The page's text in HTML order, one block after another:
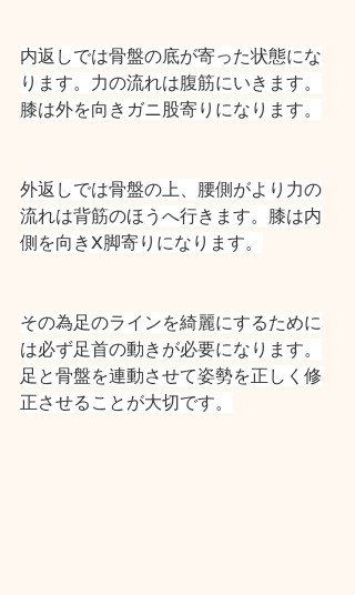
内返しでは骨盤の底が寄った状態にな
ります。力の流れは腹筋にいきます。
膝は外を向きガニ股寄りになります。
外返しでは骨盤の上、腰側がより力の
流れは背筋のほうへ行きます。膝は内
側を向きX脚寄りになります。
その為足のラインを綺麗にするために
は必ず足首の動きが必要になります。
足と骨盤を連動させて姿勢を正しく修
正させることが大切です。